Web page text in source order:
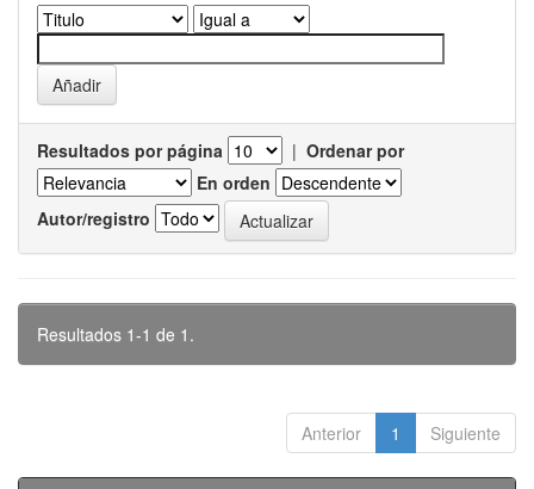
Resultados por página | Ordenar por
En orden
Autor/registro
Resultados 1-1 de 1.
Anterior 1 Siguiente